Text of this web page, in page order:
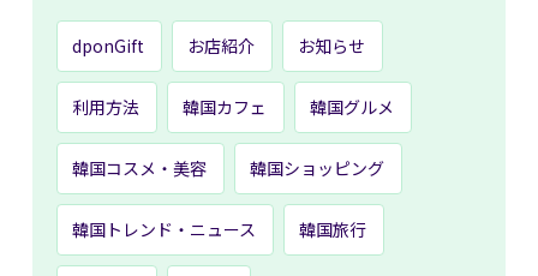
dponGift お店紹介 お知らせ
利用方法 韓国カフェ 韓国グルメ
韓国コスメ・美容 韓国ショッピング
韓国トレンド・ニュース 韓国旅行